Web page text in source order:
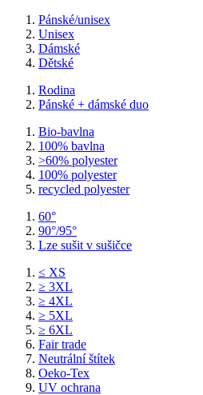
Pánské/unisex
Unisex
Dámské
Dětské
Rodina
Pánské + dámské duo
Bio-bavlna
100% bavlna
>60% polyester
100% polyester
recycled polyester
60°
90°/95°
Lze sušit v sušičce
≤ XS
≥ 3XL
≥ 4XL
≥ 5XL
≥ 6XL
Fair trade
Neutrální štítek
Oeko-Tex
UV ochrana